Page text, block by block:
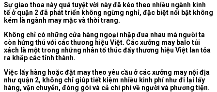
Sự giao thoa này quá tuyệt vời này đã kéo theo nhiều ngành kinh
tế ở quận 2 đã phát triển không ngừng nghỉ, đặc biệt nổi bật không
kém là ngành may mặc và thời trang.
Không chỉ có những cửa hàng ngoại nhập đua nhau mà người ta
còn hứng thú với các thương hiệu Việt. Các xưởng may balo túi
xách là một trong những nhân tố thúc đẩy thương hiệu Việt lan tỏa
ra khắp các tỉnh thành.
Việc lấy hàng hoặc đặt may theo yêu cầu ở các xưởng may nội địa
như quận 2, không chỉ giúp tiết kiệm nhiều kinh phí như đi lại lấy
hàng, vận chuyển, đóng gói và cả chi phí về người và phương tiện.